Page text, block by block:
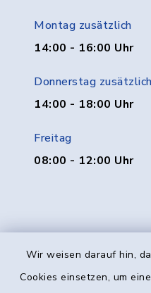
Wir weisen darauf hin,
Cookies einsetzen, um
Montag zusätzlich
14:00 - 16:00 Uhr
Donnerstag zusätzlich
14:00 - 18:00 Uhr
Freitag
08:00 - 12:00 Uhr